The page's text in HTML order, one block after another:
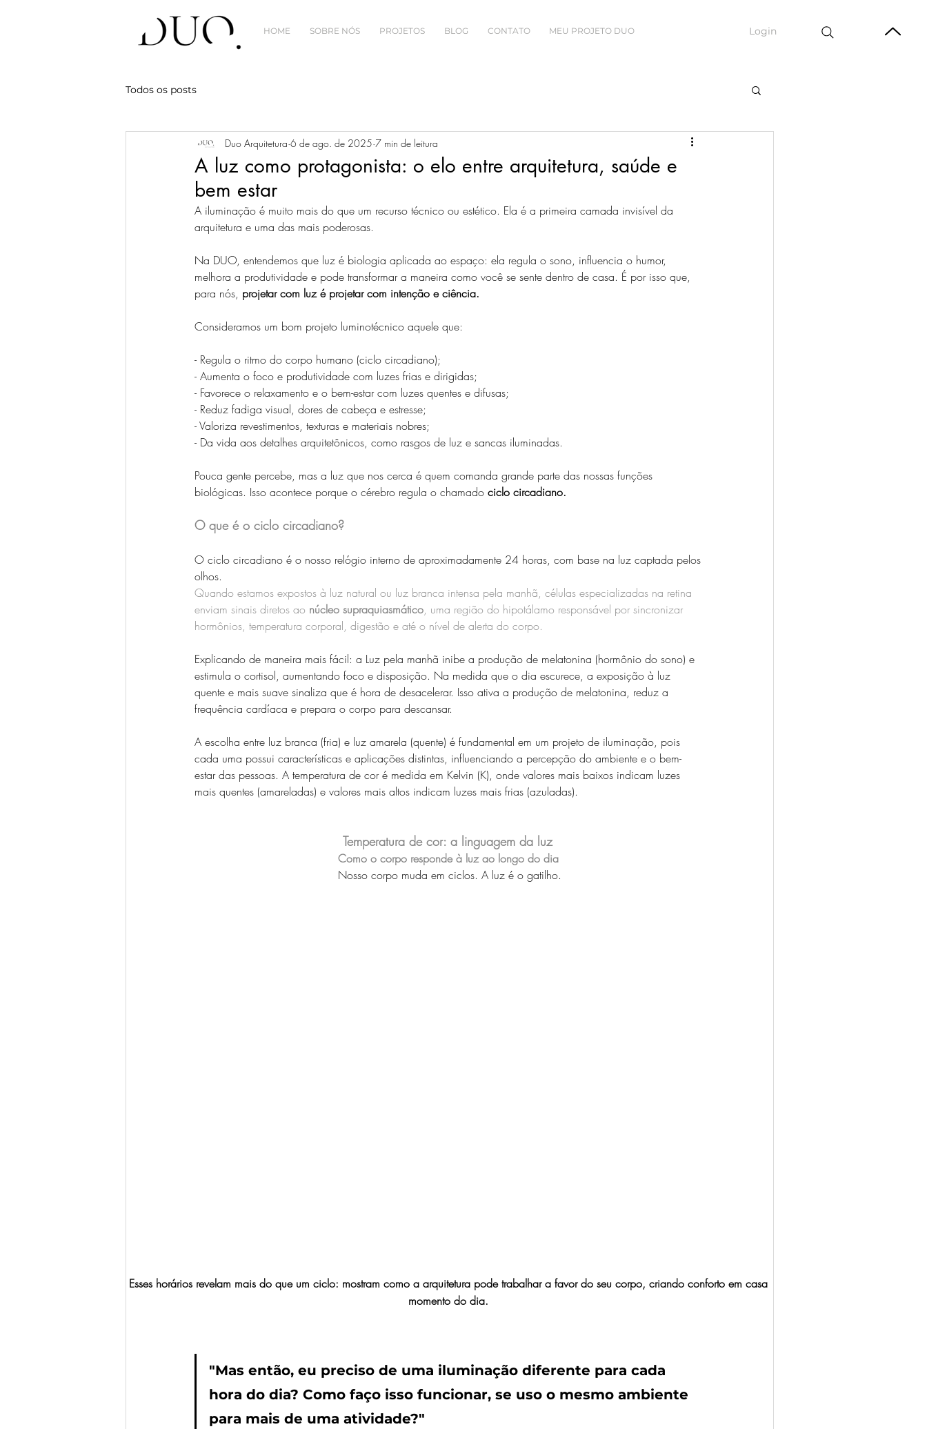
HOME SOBRE NÓS PROJETOS BLOG CONTATO MEU PROJETO DUO Login
Todos os posts
A luz como protagonista: o elo entre arquitetura, saúde e
bem estar
Duo Arquitetura 6 de ago. de 2025 7 min de leitura
A iluminação é muito mais do que um recurso técnico ou estético. Ela é a primeira camada invisível da
arquitetura e uma das mais poderosas.
Na DUO, entendemos que luz é biologia aplicada ao espaço: ela regula o sono, influencia o humor,
melhora a produtividade e pode transformar a maneira como você se sente dentro de casa. É por isso que,
para nós, projetar com luz é projetar com intenção e ciência.
Consideramos um bom projeto luminotécnico aquele que:
- Regula o ritmo do corpo humano (ciclo circadiano);
- Aumenta o foco e produtividade com luzes frias e dirigidas;
- Favorece o relaxamento e o bem-estar com luzes quentes e difusas;
- Reduz fadiga visual, dores de cabeça e estresse;
- Valoriza revestimentos, texturas e materiais nobres;
- Da vida aos detalhes arquitetônicos, como rasgos de luz e sancas iluminadas.
Pouca gente percebe, mas a luz que nos cerca é quem comanda grande parte das nossas funções
biológicas. Isso acontece porque o cérebro regula o chamado ciclo circadiano.
O que é o ciclo circadiano?
O ciclo circadiano é o nosso relógio interno de aproximadamente 24 horas, com base na luz captada pelos
olhos.
Quando estamos expostos à luz natural ou luz branca intensa pela manhã, células especializadas na retina
enviam sinais diretos ao núcleo supraquiasmático, uma região do hipotálamo responsável por sincronizar
hormônios, temperatura corporal, digestão e até o nível de alerta do corpo.
Explicando de maneira mais fácil: a Luz pela manhã inibe a produção de melatonina (hormônio do sono) e
estimula o cortisol, aumentando foco e disposição. Na medida que o dia escurece, a exposição à luz
quente e mais suave sinaliza que é hora de desacelerar. Isso ativa a produção de melatonina, reduz a
frequência cardíaca e prepara o corpo para descansar.
A escolha entre luz branca (fria) e luz amarela (quente) é fundamental em um projeto de iluminação, pois
cada uma possui características e aplicações distintas, influenciando a percepção do ambiente e o bem-
estar das pessoas. A temperatura de cor é medida em Kelvin (K), onde valores mais baixos indicam luzes
mais quentes (amareladas) e valores mais altos indicam luzes mais frias (azuladas).
Temperatura de cor: a linguagem da luz
Como o corpo responde à luz ao longo do dia
Nosso corpo muda em ciclos. A luz é o gatilho.
Esses horários revelam mais do que um ciclo: mostram como a arquitetura pode trabalhar a favor do seu corpo, criando conforto em casa
momento do dia.
"Mas então, eu preciso de uma iluminação diferente para cada
hora do dia? Como faço isso funcionar, se uso o mesmo ambiente
para mais de uma atividade?"